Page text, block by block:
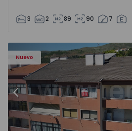
3 2 89 90 7
Nuevo
- 18
Apartamento T2 Covilhã, Covilhã
Anterior